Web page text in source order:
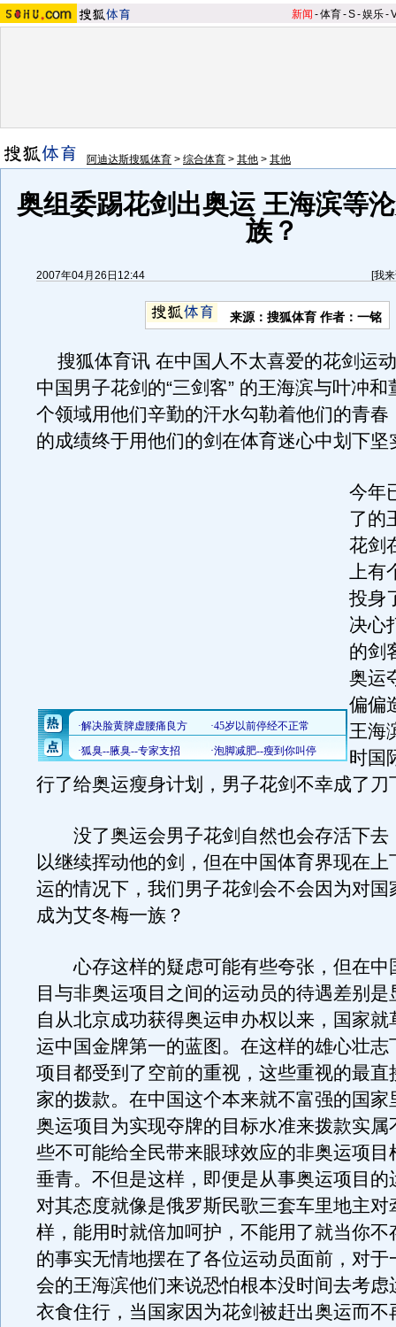
新闻 -体育-S-娱乐-
阿迪达斯搜狐体育 > 综合体育 > 其他 > 其他
奥组委踢花剑出奥运 王海滨等
族？
2007年04月26日12:44 [我
来源：搜狐体育 作者：一铭
搜狐体育讯 在中国人不太喜爱的花剑运
中国男子花剑的“三剑客” 的王海滨与叶冲
个领域用他们辛勤的汗水勾勒着他们的青春
的成绩终于用他们的剑在体育迷心中划下坚
今年
了的
花剑
上有
投身
决心
的剑
奥运
偏偏
王海
时国
行了给奥运瘦身计划，男子花剑不幸成了刀
没了奥运会男子花剑自然也会存活下去
以继续挥动他的剑，但在中国体育界现在
运的情况下，我们男子花剑会不会因为对国
成为艾冬梅一族？
心存这样的疑虑可能有些夸张，但在中
目与非奥运项目之间的运动员的待遇差别是
自从北京成功获得奥运申办权以来，国家就
运中国金牌第一的蓝图。在这样的雄心壮志
项目都受到了空前的重视，这些重视的最直
家的拨款。在中国这个本来就不富强的国家
奥运项目为实现夺牌的目标水准来拨款实属
些不可能给全民带来眼球效应的非奥运项目
垂青。不但是这样，即便是从事奥运项目的
对其态度就像是俄罗斯民歌三套车里地主对
样，能用时就倍加呵护，不能用了就当你不
的事实无情地摆在了各位运动员面前，对于
会的王海滨他们来说恐怕根本没时间去考虑
衣食住行，当国家因为花剑被赶出奥运而不